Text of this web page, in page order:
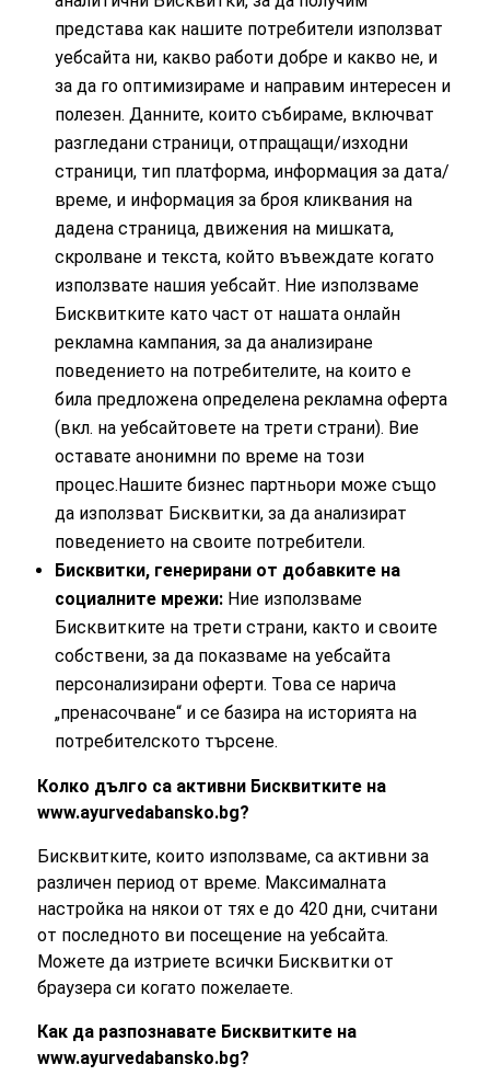
представа как нашите потребители използват
уебсайта ни, какво работи добре и какво не, и
за да го оптимизираме и направим интересен и
полезен. Данните, които събираме, включват
разгледани страници, отпращащи/изходни
страници, тип платформа, информация за дата/
време, и информация за броя кликвания на
дадена страница, движения на мишката,
скролване и текста, който въвеждате когато
използвате нашия уебсайт. Ние използваме
Бисквитките като част от нашата онлайн
рекламна кампания, за да анализиране
поведението на потребителите, на които е
била предложена определена рекламна оферта
(вкл. на уебсайтовете на трети страни). Вие
оставате анонимни по време на този
процес.Нашите бизнес партньори може също
да използват Бисквитки, за да анализират
поведението на своите потребители.
Бисквитки, генерирани от добавките на
социалните мрежи: Ние използваме
Бисквитките на трети страни, както и своите
собствени, за да показваме на уебсайта
персонализирани оферти. Това се нарича
„пренасочване“ и се базира на историята на
потребителското търсене.
Колко дълго са активни Бисквитките на
www.ayurvedabansko.bg?
Бисквитките, които използваме, са активни за
различен период от време. Максималната
настройка на някои от тях е до 420 дни, считани
от последното ви посещение на уебсайта.
Можете да изтриете всички Бисквитки от
браузера си когато пожелаете.
Как да разпознавате Бисквитките на
www.ayurvedabansko.bg?